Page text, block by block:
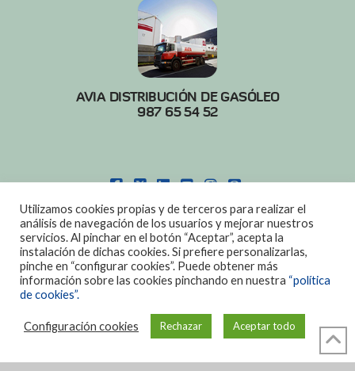
AVIA DISTRIBUCIÓN DE GASÓLEO
987 65 54 52
POLITICA DE COOKIES|AVISO LEGAL
DISEÑO: DIAN SISTEMAS
Utilizamos cookies propias y de terceros para realizar el
análisis de navegación de los usuarios y mejorar nuestros
servicios. Al pinchar en el botón “Aceptar”, acepta la
instalación de dichas cookies. Si prefiere personalizarlas,
pinche en “configurar cookies”. Puede obtener más
información sobre las cookies pinchando en nuestra “política
de cookies”.
Configuración cookies Rechazar Aceptar todo